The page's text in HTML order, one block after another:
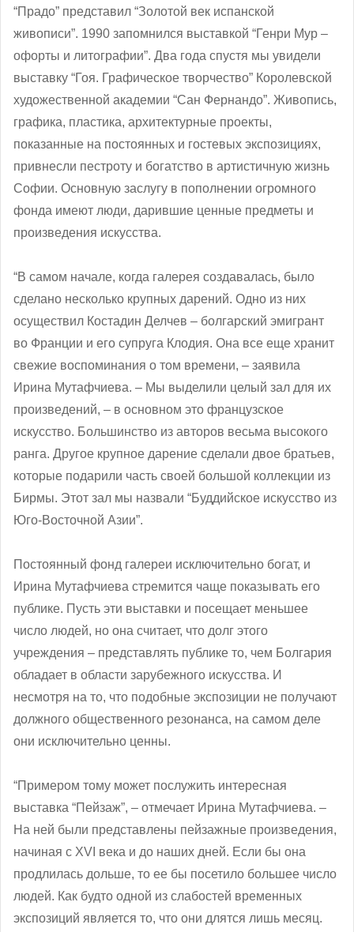
“Прадо” представил “Золотой век испанской
живописи”. 1990 запомнился выставкой “Генри Мур –
офорты и литографии”. Два года спустя мы увидели
выставку “Гоя. Графическое творчество” Королевской
художественной академии “Сан Фернандо”. Живопись,
графика, пластика, архитектурные проекты,
показанные на постоянных и гостевых экспозициях,
привнесли пестроту и богатство в артистичную жизнь
Софии. Основную заслугу в пополнении огромного
фонда имеют люди, дарившие ценные предметы и
произведения искусства.
“В самом начале, когда галерея создавалась, было
сделано несколько крупных дарений. Одно из них
осуществил Костадин Делчев – болгарский эмигрант
во Франции и его супруга Клодия. Она все еще хранит
свежие воспоминания о том времени, – заявила
Ирина Мутафчиева. – Мы выделили целый зал для их
произведений, – в основном это французское
искусство. Большинство из авторов весьма высокого
ранга. Другое крупное дарение сделали двое братьев,
которые подарили часть своей большой коллекции из
Бирмы. Этот зал мы назвали “Буддийское искусство из
Юго-Восточной Азии”.
Постоянный фонд галереи исключительно богат, и
Ирина Мутафчиева стремится чаще показывать его
публике. Пусть эти выставки и посещает меньшее
число людей, но она считает, что долг этого
учреждения – представлять публике то, чем Болгария
обладает в области зарубежного искусства. И
несмотря на то, что подобные экспозиции не получают
должного общественного резонанса, на самом деле
они исключительно ценны.
“Примером тому может послужить интересная
выставка “Пейзаж”, – отмечает Ирина Мутафчиева. –
На ней были представлены пейзажные произведения,
начиная с XVI века и до наших дней. Если бы она
продлилась дольше, то ее бы посетило большее число
людей. Как будто одной из слабостей временных
экспозиций является то, что они длятся лишь месяц.